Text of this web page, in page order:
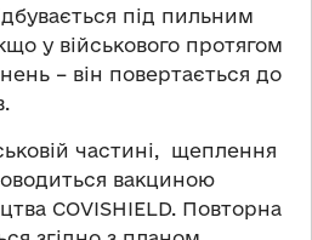
під пильним
у військового протягом
– він повертається до
частині, щеплення
вакциною
COVISHIELD. Повторна